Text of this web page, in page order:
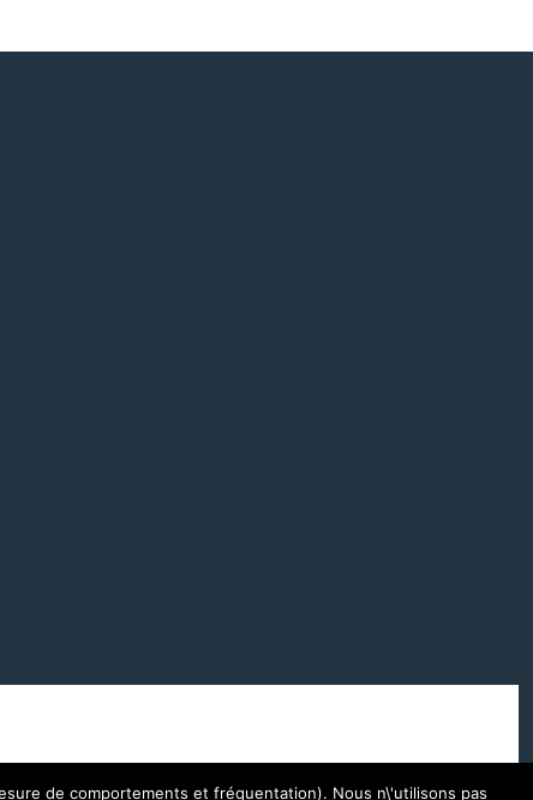
reserved
de comportements et fréquentation). Nous n\'utilisons pas